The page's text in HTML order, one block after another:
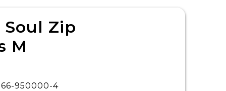
Soul Zip
M
950000-4